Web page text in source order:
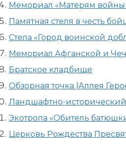
Мемориал «Матерям
Памятная стеля в честь
Стела «Город воинской
Мемориал Афганской и
Братское кладбище
Обзорная точка (Аллея
Ландшафтно-исторический
Экотропа «Обитель
Церковь Рождества